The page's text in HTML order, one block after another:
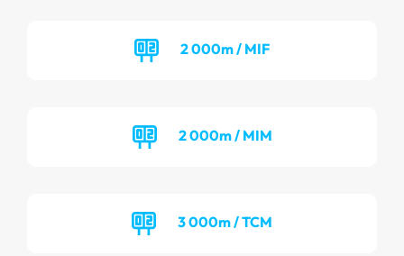
2 000m / MIF
2 000m / MIM
3 000m / TCM